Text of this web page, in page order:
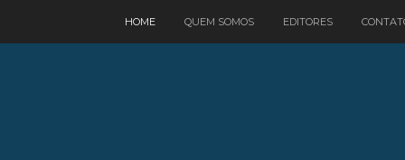
HOME QUEM SOMOS EDITORES